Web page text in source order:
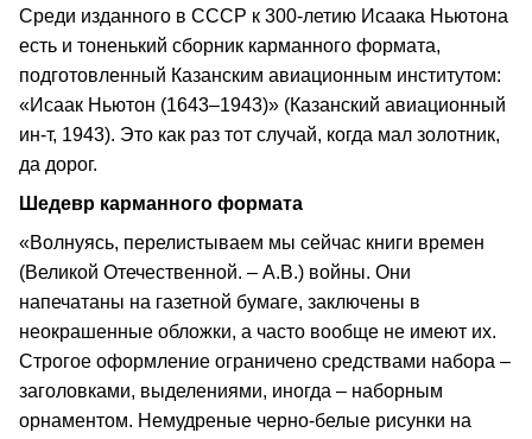
Среди изданного в СССР к 300-летию Исаака Ньютона
есть и тоненький сборник карманного формата,
подготовленный Казанским авиационным институтом:
«Исаак Ньютон (1643–1943)» (Казанский авиационный
ин-т, 1943). Это как раз тот случай, когда мал золотник,
да дорог.
Шедевр карманного формата
«Волнуясь, перелистываем мы сейчас книги времен
(Великой Отечественной. – А.В.) войны. Они
напечатаны на газетной бумаге, заключены в
неокрашенные обложки, а часто вообще не имеют их.
Строгое оформление ограничено средствами набора –
заголовками, выделениями, иногда – наборным
орнаментом. Немудреные черно-белые рисунки на